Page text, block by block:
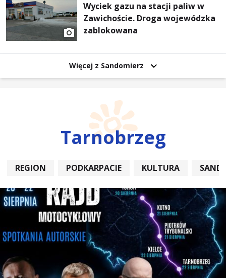
Wyciek gazu na stacji paliw w
Zawichoście. Droga wojewódzka
zablokowana
Więcej z Sandomierz
Tarnobrzeg
REGION PODKARPACIE KULTURA